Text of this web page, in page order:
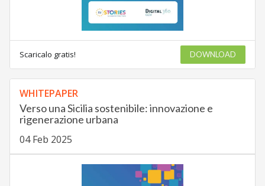
Scaricalo gratis! DOWNLOAD
WHITEPAPER
Verso una Sicilia sostenibile: innovazione e
rigenerazione urbana
04 Feb 2025